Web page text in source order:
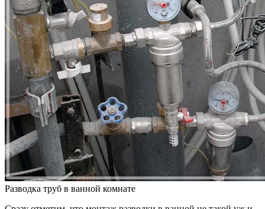
Разводка труб в ванной комнате